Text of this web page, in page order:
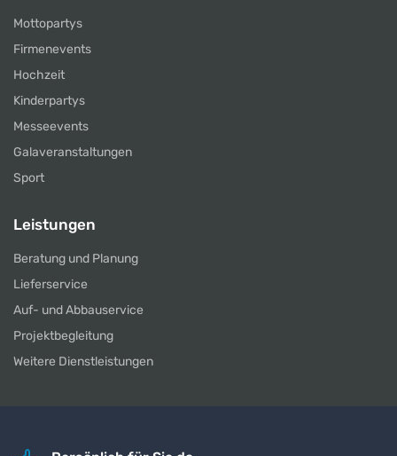
Mottopartys
Firmenevents
Hochzeit
Kinderpartys
Messeevents
Galaveranstaltungen
Sport
Leistungen
Beratung und Planung
Lieferservice
Auf- und Abbauservice
Projektbegleitung
Weitere Dienstleistungen